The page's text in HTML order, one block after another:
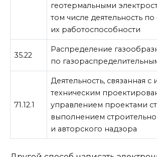
геотермальными
том числе деятельность
их работоспособности
35.22
Распределение
по
71.12.1
Деятельность, связанная
техническим
управлением проектами
выполнением
и авторского надзора